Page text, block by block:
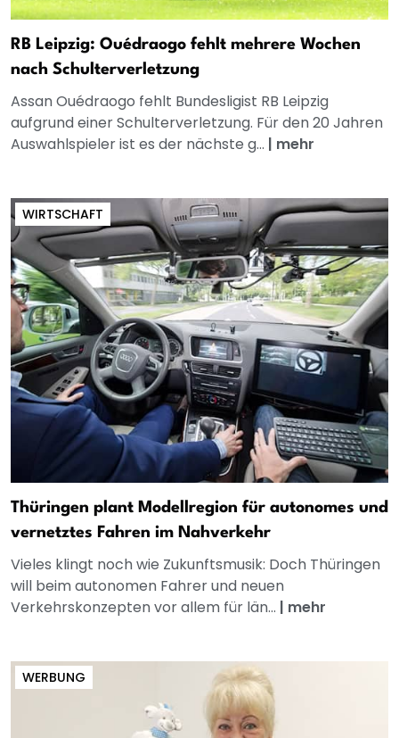
RB Leipzig: Ouédraogo fehlt mehrere Wochen
nach Schulterverletzung
Assan Ouédraogo fehlt Bundesligist RB Leipzig
aufgrund einer Schulterverletzung. Für den 20 Jahren
Auswahlspieler ist es der nächste g... | mehr
WIRTSCHAFT
Thüringen plant Modellregion für autonomes und
vernetztes Fahren im Nahverkehr
Vieles klingt noch wie Zukunftsmusik: Doch Thüringen
will beim autonomen Fahrer und neuen
Verkehrskonzepten vor allem für län... | mehr
WERBUNG